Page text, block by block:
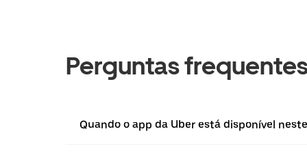
Perguntas
Quando o app da Uber está disponível